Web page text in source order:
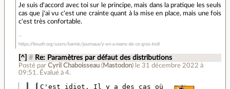
Je suis d'accord avec toi sur le principe, mais dans la pratique les seuls
cas que j'ai vu c'est une crainte quant à la mise en place, mais une fois
c'est très confortable.
https://linuxfr.org/users/barmic/journaux/y-en-a-marre-de-ce-gros-troll
[^] # Re: Paramètres par défaut des distributions
Posté parCyril Chaboisseau ( Mastodon) le 31 décembre 2022 à
09:51 . Évalué à4.